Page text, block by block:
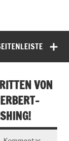
VON